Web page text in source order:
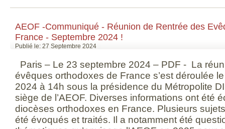
AEOF -Communiqué - Réunion de Rentrée des
France - Septembre 2024 !
Publié le: 27 Septembre 2024
Paris – Le 23 septembre 2024 – PDF - La
évêques orthodoxes de France s’est déroulée
2024 à 14h sous la présidence du Métropolite
siège de l’AEOF. Diverses informations ont été
diocèses orthodoxes en France. Plusieurs
été évoqués et traités. Il a notamment été